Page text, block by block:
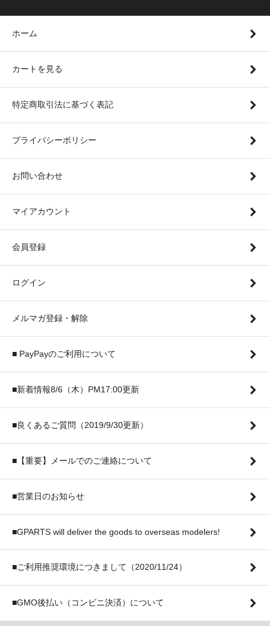
ホーム
カートを見る
特定商取引法に基づく表記
プライバシーポリシー
お問い合わせ
マイアカウント
会員登録
ログイン
メルマガ登録・解除
■ PayPayのご利用について
■新着情報8/6（木）PM17:00更新
■良くあるご質問（2019/9/30更新）
■【重要】メールでのご連絡について
■営業日のお知らせ
■GPARTS will deliver the goods to overseas modelers!
■ご利用推奨環境につきまして（2020/11/24）
■GMO後払い（コンビニ決済）について